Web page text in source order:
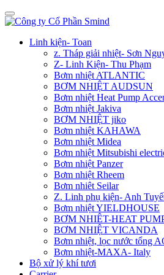
Linh kiện- Toan
z. Tháp giải nhiệt- Sơn
Z- Linh Kiện- Thu Phạm
Bơm nhiệt ATLANTIC
BƠM NHIỆT AUDSUN
Bơm nhiệt Heat Pump
Bơm nhiệt Jakiva
BƠM NHIỆT jiko
Bơm nhiệt KAHAWA
Bơm nhiệt Midea
Bơm nhiệt Mitsubishi
Bơm nhiệt Panzer
Bơm nhiệt Rheem
Bơm nhiêt Seilar
Z. Linh phụ kiện- Anh
Bơm nhiệt YIELDHOUSE
BƠM NHIÊT-HEAT
BƠM NHIỆT VICANDA
Bơm nhiệt, lọc nước tổng
Bơm nhiệt-MAXA- Italy
Bộ xử lý khí tươi